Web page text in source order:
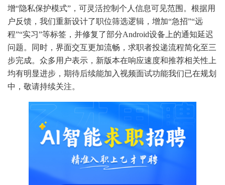
增“隐私保护模式”，可灵活控制个人信息可见范围。根据用
户反馈，我们重新设计了职位筛选逻辑，增加“急招”“远
程”“实习”等标签，并修复了部分Android设备上的通知延迟
问题。同时，界面交互更加流畅，求职者投递流程简化至三
步完成。众多用户表示，新版本在响应速度和推荐相关性上
均有明显进步，期待后续能加入视频面试功能我们已在规划
中，敬请持续关注。